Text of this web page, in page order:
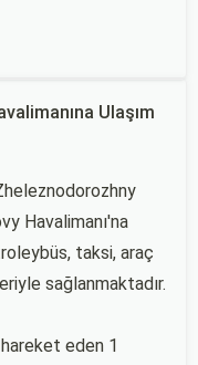
Ulaşım
Havalimanı'na
taksi, araç
sağlanmaktadır.
eden 1